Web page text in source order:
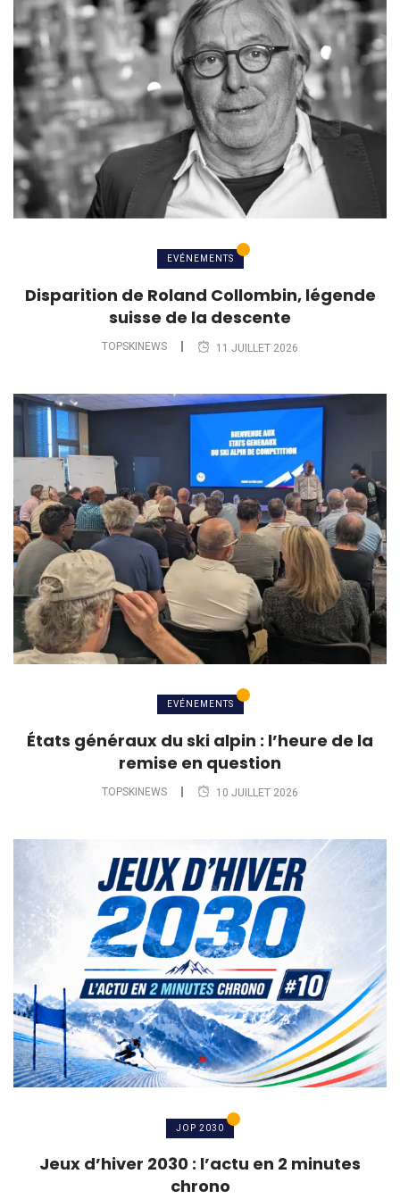
EVÉNEMENTS
Disparition de Roland Collombin, légende
suisse de la descente
TOPSKINEWS 11 JUILLET 2026
EVÉNEMENTS
États généraux du ski alpin : l’heure de la
remise en question
TOPSKINEWS 10 JUILLET 2026
JOP 2030
Jeux d’hiver 2030 : l’actu en 2 minutes
chrono